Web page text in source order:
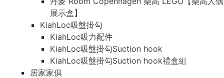
展示盒】
KiahLoc吸盤掛勾
KiahLoc吸力配件
KiahLoc吸盤掛勾Suction hook
KiahLoc吸盤掛勾Suction hook禮盒組
居家家俱